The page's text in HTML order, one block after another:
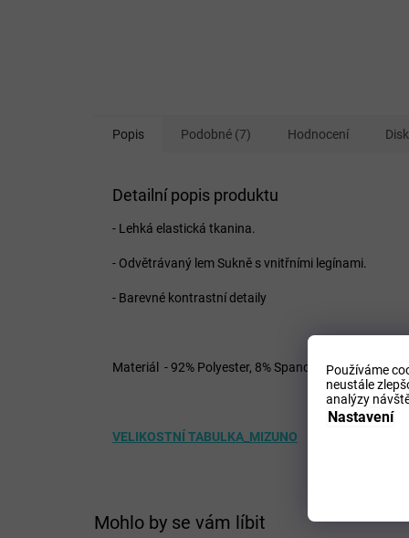
Používáme
neustále
analýzy
Nastavení
Mohlo by se vám líbit
Popis Podobné (7) Hodnocení
Detailní popis produktu
- Lehká elastická tkanina.
- Odvětrávaný lem Sukně s vnitřními legínami.
- Barevné kontrastní detaily
Materiál - 92% Polyester, 8% Spandex
VELIKOSTNÍ TABULKA_MIZUNO